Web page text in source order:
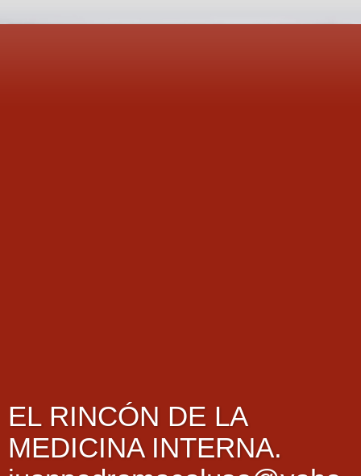
EL RINCÓN DE LA
MEDICINA INTERNA.